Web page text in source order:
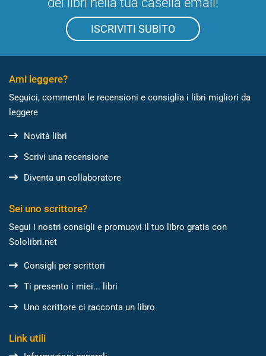
ISCRIVITI SUBITO
Ami leggere?
Seguici, commenta le recensioni e consiglia i libri migliori da
leggere
Novità libri
Scrivi una recensione
Diventa un collaboratore
Sei uno scrittore?
Segui i nostri consigli e promuovi il tuo libro gratis con
Sololibri.net
Consigli per scrittori
Ti presento i miei... libri
Uno scrittore ci racconta un libro
Link utili